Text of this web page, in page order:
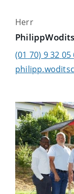
Herr
Philipp
(01 70) 932 05